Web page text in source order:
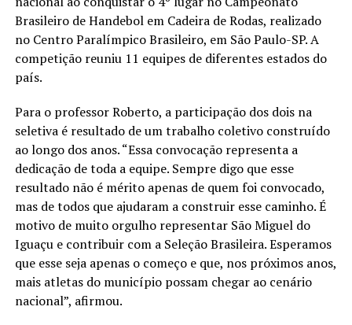
Brasileiro de Handebol em Cadeira de Rodas, realizado
no Centro Paralímpico Brasileiro, em São Paulo-SP. A
competição reuniu 11 equipes de diferentes estados do
país.
Para o professor Roberto, a participação dos dois na
seletiva é resultado de um trabalho coletivo construído
ao longo dos anos. “Essa convocação representa a
dedicação de toda a equipe. Sempre digo que esse
resultado não é mérito apenas de quem foi convocado,
mas de todos que ajudaram a construir esse caminho. É
motivo de muito orgulho representar São Miguel do
Iguaçu e contribuir com a Seleção Brasileira. Esperamos
que esse seja apenas o começo e que, nos próximos anos,
mais atletas do município possam chegar ao cenário
nacional”, afirmou.